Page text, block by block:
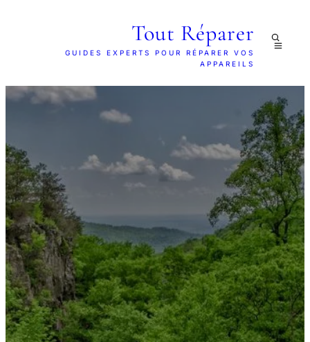
Tout Réparer
GUIDES EXPERTS POUR RÉPARER VOS
APPAREILS